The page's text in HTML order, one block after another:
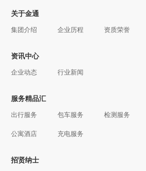
关于金通
集团介绍 企业历程 资质荣誉
资讯中心
企业动态 行业新闻
服务精品汇
出行服务 包车服务 检测服务
公寓酒店 充电服务
招贤纳士